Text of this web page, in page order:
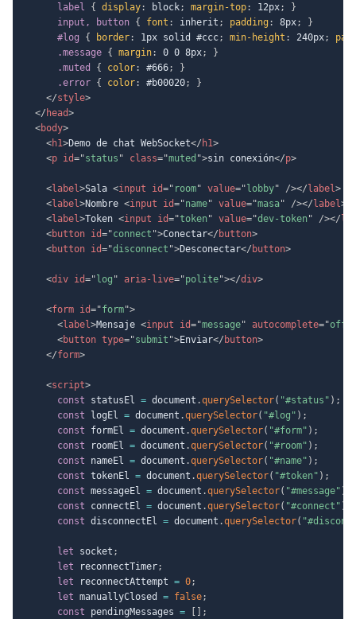
label
{ display: block; margin-top: 12px;
}
input, button { font : inherit ; padding: 8px;
}
#log
{ border: 1px solid #ccc; min-height : 240px;
.message { margin: 0 0 8px;
}
.muted
{ color: #666;
}
.error { color: #b00020;
}
</style>
</ head>
<body>
<h1>Demo de chat WebSocket</ h1>
<p id="status " class="muted ">sin conexión</p>
<label>Sala <input id=" room" value=" lobby" /></ label>
<label>Nombre <input id="name" value="masa" /></ label>
<label>Token <input id="token" value="dev-token" /></
<button id="connect ">Conectar</ button>
<button id="disconnect ">Desconectar</ button>
<div id=" log " aria-live="polite"></div>
<form id="form">
<label>Mensaje <input id="message" autocomplete="off
<button type="submit ">Enviar</ button>
</form>
<script>
const statusEl = document .querySelector( "#status" ) ;
const logEl = document .querySelector( "#log" ) ;
const formEl = document .querySelector( "#form" ) ;
const roomEl = document .querySelector( "#room" ) ;
const nameEl = document .querySelector( "#name" ) ;
const tokenEl = document .querySelector( "#token" ) ;
const messageEl = document .querySelector( "#message" )
const connectEl = document .querySelector( "#connect" )
const disconnectEl = document .querySelector(
let socket ;
let reconnectTimer;
let reconnectAttempt = 0;
let manuallyClosed = false;
const pendingMessages = ;